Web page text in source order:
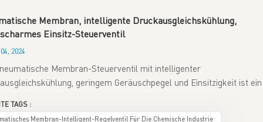
Membran, intelligente Druckausgleichskühlung,
Einsitz-Steuerventil
2024
Membran-Steuerventil mit intelligenter
geringem Geräuschpegel und Einsitzigkeit ist ein
hervorragende Dichtleistung und Langlebigkeit
TAGS :
Membran-Intelligent-Regelventil Für Die Chemische Industrie